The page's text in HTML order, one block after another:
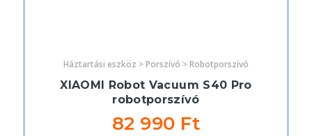
Háztartási eszköz > Porszívó > Robotporszívó
XIAOMI Robot Vacuum S40 Pro
robotporszívó
82 990 Ft